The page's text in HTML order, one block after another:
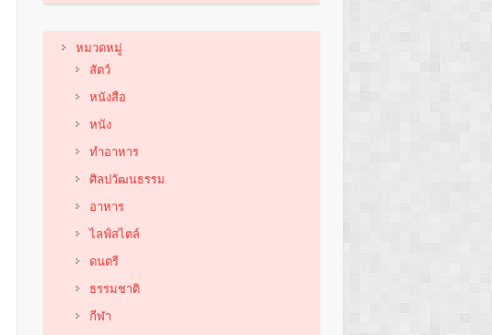
หมวดหมู่
สัตว์
หนังสือ
หนัง
ทำอาหาร
ศิลปวัฒนธรรม
อาหาร
ไลฟ์สไตล์
ดนตรี
ธรรมชาติ
กีฬา